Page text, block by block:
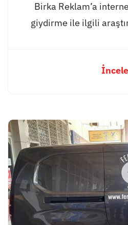
Birka Reklam’a
giydirme ile ilgili
İncele